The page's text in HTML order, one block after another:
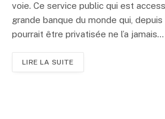
voie. Ce service public qui est
grande banque du monde qui,
pourrait être privatisée ne l’a jamais...
LIRE LA SUITE